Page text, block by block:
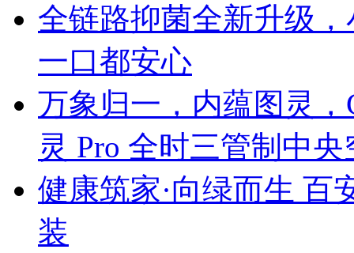
全链路抑菌全新升级
一口都安心
万象归一，内蕴图灵
灵 Pro 全时三管制中央
健康筑家·向绿而生 百
装